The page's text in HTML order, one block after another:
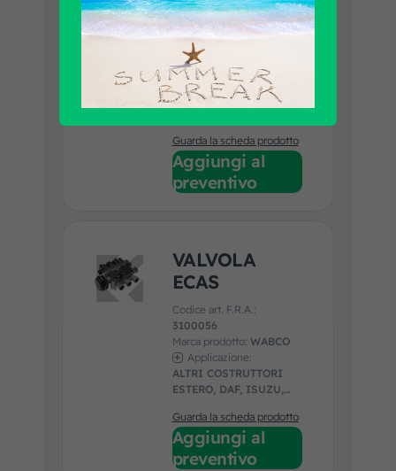
Codice art. F.R.A.:
2609106P
Marca prodotto:
EQUIVALENTE
Applicazione:
DEUTZ, IVECO,
VOLVO
Guarda la scheda prodotto
Aggiungi al
preventivo
VALVOLA
ECAS
Codice art. F.R.A.:
3100056
Marca prodotto: WABCO
Applicazione:
ALTRI COSTRUTTORI
ESTERO, DAF, ISUZU,
MERCEDES, RENAULT,
SCANIA, SOLARIS, VDL,
VOLVO
Guarda la scheda prodotto
Aggiungi al
preventivo